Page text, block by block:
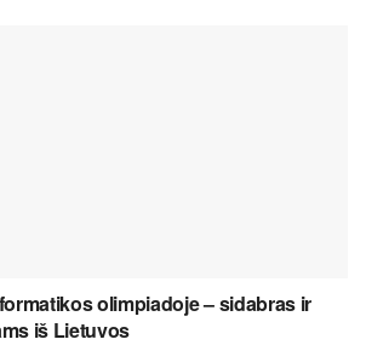
olimpiadoje – sidabras ir
iš Lietuvos